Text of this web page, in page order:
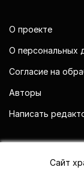
О проекте
О персональных
Согласие на
Авторы
Написать
Сайт